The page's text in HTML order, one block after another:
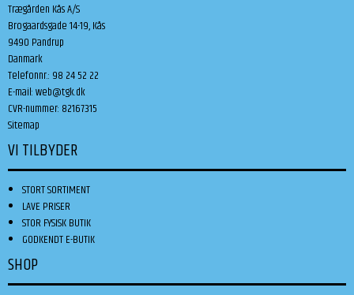
Trægården Kås A/S
Brogaardsgade 14-19, Kås
9490 Pandrup
Danmark
Telefonnr.: 98 24 52 22
E-mail:web@tgk.dk
CVR-nummer: 82167315
Sitemap
VI TILBYDER
STORT SORTIMENT
LAVE PRISER
STOR FYSISK BUTIK
GODKENDT E-BUTIK
SHOP